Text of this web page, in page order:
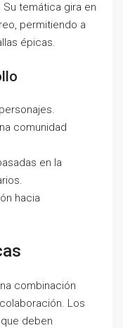
temática gira en
permitiendo a
épicas.
comunidad
en la
hacia
combinación
Los
deben